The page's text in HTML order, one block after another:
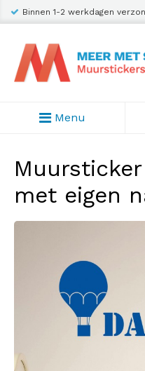
Binnen 1-2 werkdagen
Menu
met eigen